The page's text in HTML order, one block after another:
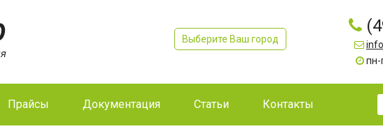
Выберите Ваш город
пн-
Прайсы Документация Статьи Контакты